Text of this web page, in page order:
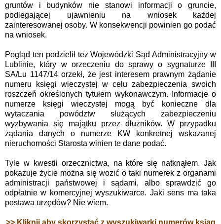
gruntów i budynków nie stanowi informacji o gruncie,
podlegającej ujawnieniu na wniosek każdej
zainteresowanej osoby. W konsekwencji powinien go podać
na wniosek.
Pogląd ten podzielił też Wojewódzki Sąd Administracyjny w
Lublinie, który w orzeczeniu do sprawy o sygnaturze III
SA/Lu 1147/14 orzekł, że jest interesem prawnym żądanie
numeru księgi wieczystej w celu zabezpieczenia swoich
roszczeń określonych tytułem wykonawczym.
Informacje o
numerze księgi wieczystej mogą być konieczne dla
wytaczania powództw służących zabezpieczeniu
wyzbywania się majątku przez dłużników. W przypadku
żądania danych o numerze KW konkretnej wskazanej
nieruchomości Starosta winien te dane podać.
Tyle w kwestii orzecznictwa, na które się natknąłem. Jak
pokazuje życie można się wozić o taki numerek z organami
administracji państwowej i sądami, albo sprawdzić go
odpłatnie w komercyjnej wyszukiwarce. Jaki sens ma taka
postawa urzędów? Nie wiem.
>> Kliknij aby skorzystać z wyszukiwarki numerów ksiąg